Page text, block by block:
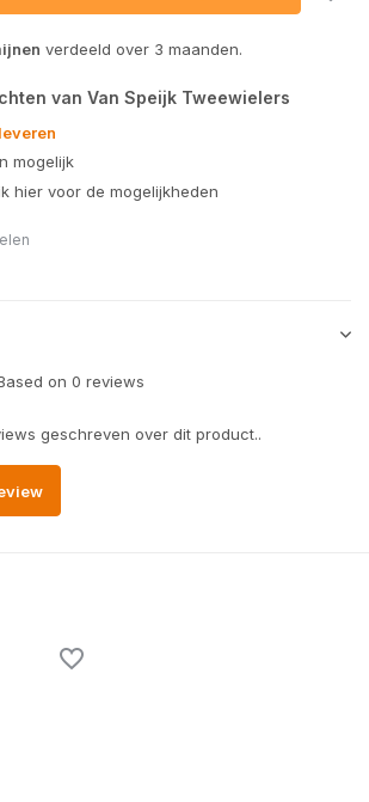
verdeeld over 3 maanden.
van Van Speijk Tweewielers
leveren
mogelijk
hier voor de mogelijkheden
on 0 reviews
geschreven over dit product..